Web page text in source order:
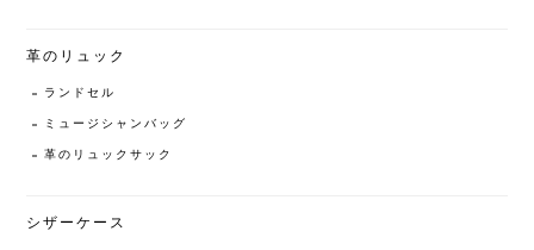
革のリュック
ランドセル
ミュージシャンバッグ
革のリュックサック
シザーケース